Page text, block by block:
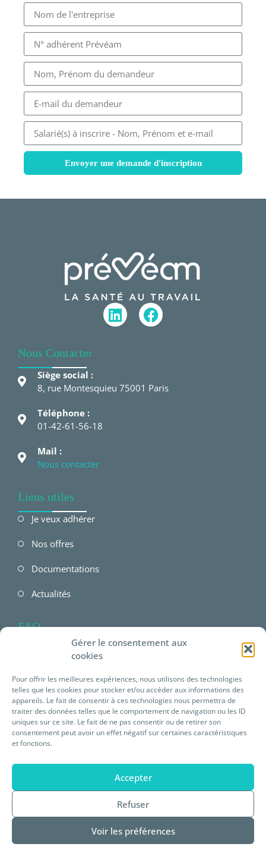
Gérer le consentement aux
cookies
Pour offrir les meilleures expériences, nous utilisons des technologies
telles que les cookies pour stocker et/ou accéder aux informations des
appareils. Le fait de consentir à ces technologies nous permettra de
traiter des données telles que le comportement de navigation ou les ID
uniques sur ce site. Le fait de ne pas consentir ou de retirer son
consentement peut avoir un effet négatif sur certaines caractéristiques
et fonctions.
Accepter
Refuser
Voir les préférences
Envoyer une demande d'inscription
Nous Contacter
Siège social :
8, rue Montesquieu 75001 Paris
Téléphone :
01-42-61-56-18
Mail :
Nous contacter
Liens utiles
Je veux adhérer
Nos offres
Documentations
Actualités
FAQ
FAQ Employeur
FAQ Salarié
FAQ offres Prévéam
Plateforme E-learning
Mentions légales
Statuts de Prévéam